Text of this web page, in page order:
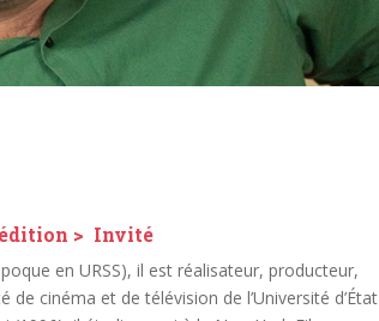
édition > Invité
en URSS), il est réalisateur, producteur,
cinéma et de télévision de l’Université d’État